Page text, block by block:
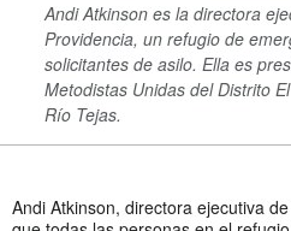
Andi Atkinson es la directora
Providencia, un refugio de
solicitantes de asilo. Ella es
Metodistas Unidas del Distrito
Río Tejas.
Andi Atkinson, directora ejecutiva